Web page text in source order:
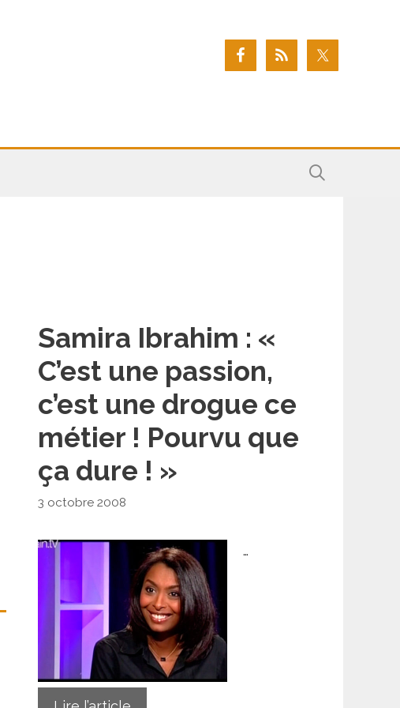
Samira Ibrahim : «
C’est une passion,
c’est une drogue ce
métier ! Pourvu que
ça dure ! »
3 octobre 2008
…